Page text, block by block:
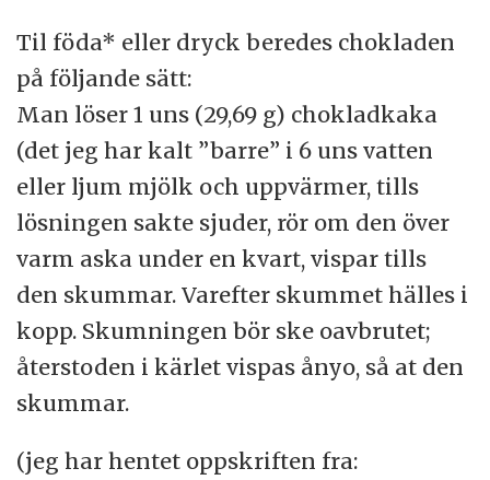
Til föda* eller dryck beredes chokladen
på följande sätt:
Man löser 1 uns (29,69 g) chokladkaka
(det jeg har kalt ”barre” i 6 uns vatten
eller ljum mjölk och uppvärmer, tills
lösningen sakte sjuder, rör om den över
varm aska under en kvart, vispar tills
den skummar. Varefter skummet hälles i
kopp. Skumningen bör ske oavbrutet;
återstoden i kärlet vispas ånyo, så at den
skummar.
(jeg har hentet oppskriften fra: